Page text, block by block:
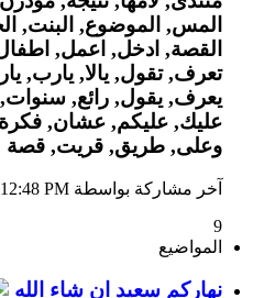
آخر مشاركة بواسطة 12:48 PM
9
المواضيع
نهاركم سعيد ان شاء الله